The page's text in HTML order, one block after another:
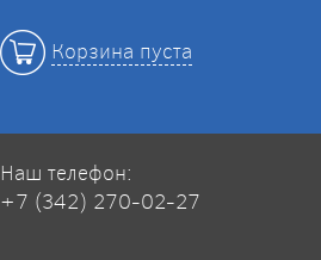
Корзина пуста
Наш телефон:
+7 (342) 270-02-27